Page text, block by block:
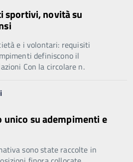
sportivi, novità su
e i volontari: requisiti
definiscono il
Con la circolare n.
su adempimenti e
sono state raccolte in